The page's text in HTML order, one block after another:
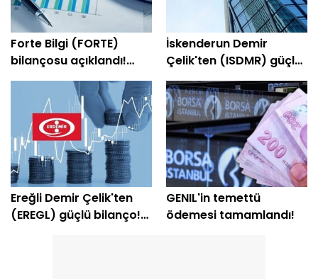
Forte Bilgi (FORTE)
bilançosu açıklandı!
Şirket yeniden kâra
İskenderun Demir
Çelik'ten (ISDMR) güçlü
bilanço! Net kâr yüzde
203 arttı
Ereğli Demir Çelik'ten
(EREGL) güçlü bilanço!
GENIL'in temettü
ödemesi tamamlandı!